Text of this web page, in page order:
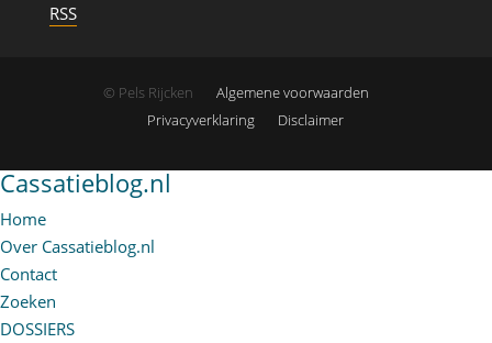
RSS
© Pels Rijcken
Algemene voorwaarden
Privacyverklaring
Disclaimer
Cassatieblog.nl
Home
Over Cassatieblog.nl
Contact
Zoeken
DOSSIERS